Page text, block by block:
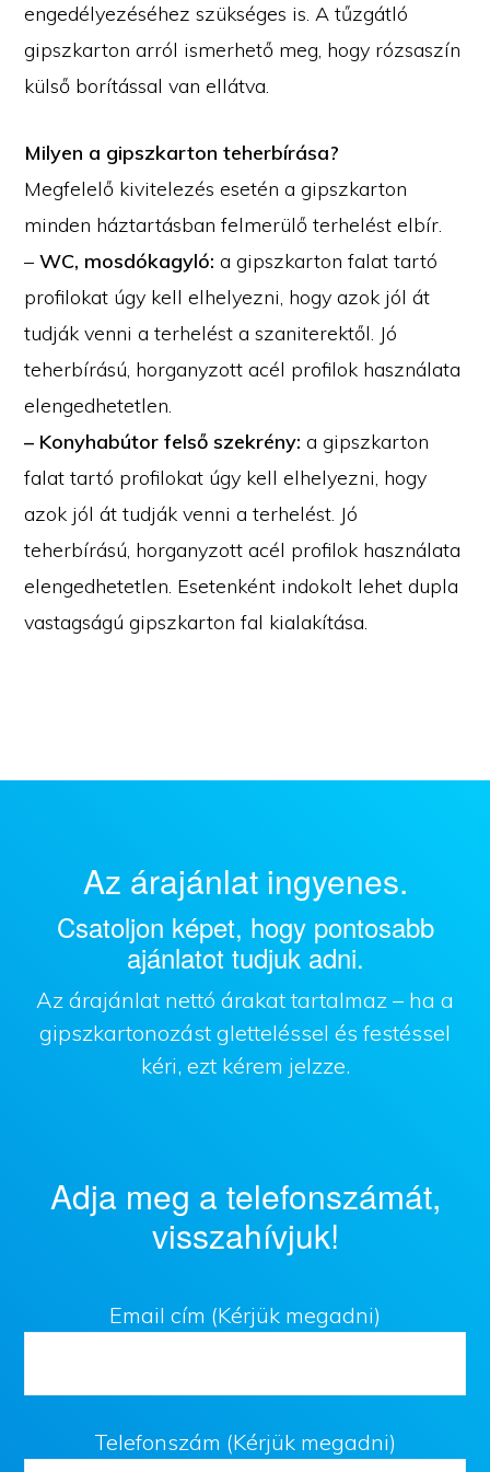
engedélyezéséhez szükséges is. A tűzgátló
gipszkarton arról ismerhető meg, hogy rózsaszín
külső borítással van ellátva.
Milyen a gipszkarton teherbírása?
Megfelelő kivitelezés esetén a gipszkarton
minden háztartásban felmerülő terhelést elbír.
–WC, mosdókagyló: a gipszkarton falat tartó
profilokat úgy kell elhelyezni, hogy azok jól át
tudják venni a terhelést a szaniterektől. Jó
teherbírású, horganyzott acél profilok használata
elengedhetetlen.
– Konyhabútor felső szekrény: a gipszkarton
falat tartó profilokat úgy kell elhelyezni, hogy
azok jól át tudják venni a terhelést. Jó
teherbírású, horganyzott acél profilok használata
elengedhetetlen. Esetenként indokolt lehet dupla
vastagságú gipszkarton fal kialakítása.
Az árajánlat ingyenes.
Csatoljon képet, hogy pontosabb
ajánlatot tudjuk adni.
Az árajánlat nettó árakat tartalmaz – ha a
gipszkartonozást gletteléssel és festéssel
kéri, ezt kérem jelzze.
Adja meg a telefonszámát,
visszahívjuk!
Email cím (Kérjük megadni)
Telefonszám (Kérjük megadni)